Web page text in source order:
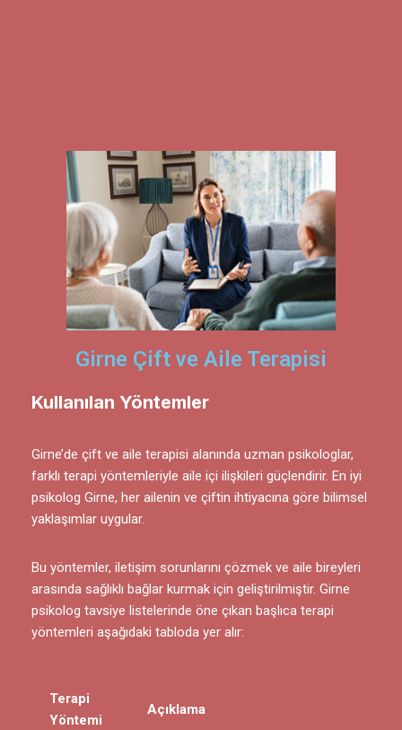
Girne Çift ve Aile Terapisi
Kullanılan Yöntemler
Girne’de çift ve aile terapisi alanında uzman psikologlar,
farklı terapi yöntemleriyle aile içi ilişkileri güçlendirir. En iyi
psikolog Girne, her ailenin ve çiftin ihtiyacına göre bilimsel
yaklaşımlar uygular.
Bu yöntemler, iletişim sorunlarını çözmek ve aile bireyleri
arasında sağlıklı bağlar kurmak için geliştirilmiştir. Girne
psikolog tavsiye listelerinde öne çıkan başlıca terapi
yöntemleri aşağıdaki tabloda yer alır:
Terapi
Yöntemi
Açıklama